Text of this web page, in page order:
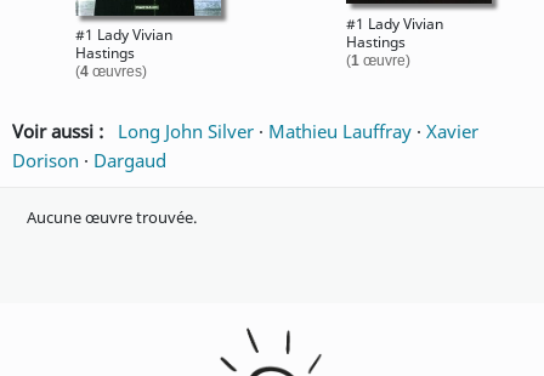
#1 Lady Vivian
Hastings
(4œuvres)
#1 Lady Vivian
Hastings
(1 œuvre)
Voir aussi : Long John Silver · Mathieu Lauffray · Xavier
Dorison · Dargaud
Aucune œuvre trouvée.